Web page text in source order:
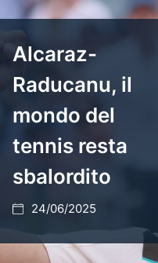
Alcaraz-
Raducanu, il
mondo del
tennis resta
sbalordito
24/06/2025